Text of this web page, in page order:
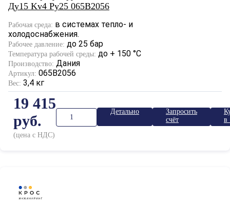
Ду15 Kv4 Ру25 065B2056
Рабочая среда: в системах тепло- и
холодоснабжения.
Рабочее давление: до 25 бар
Температура рабочей среды: до + 150 °С
Производство: Дания
Артикул: 065B2056
Вес: 3,4 кг
19 415
руб.
(цена с НДС)
Детально
Запросить
счёт
в